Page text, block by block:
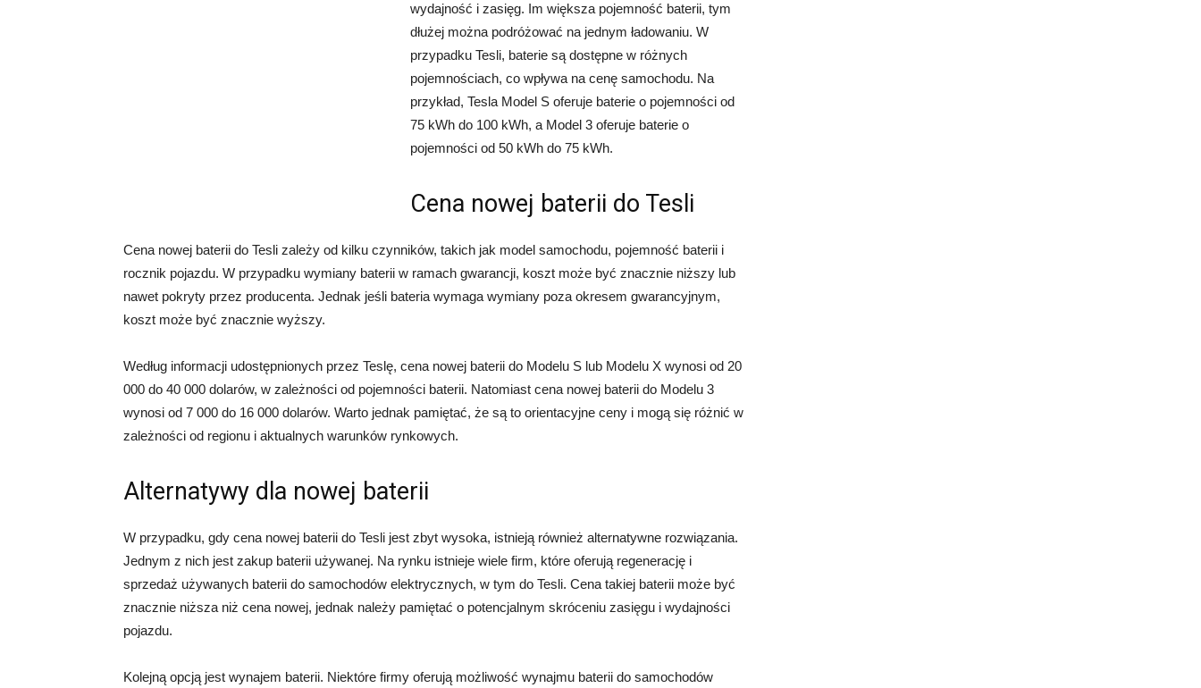
wydajność i zasięg. Im większa pojemność baterii, tym
dłużej można podróżować na jednym ładowaniu. W
przypadku Tesli, baterie są dostępne w różnych
pojemnościach, co wpływa na cenę samochodu. Na
przykład, Tesla Model S oferuje baterie o pojemności od
75 kWh do 100 kWh, a Model 3 oferuje baterie o
pojemności od 50 kWh do 75 kWh.
Cena nowej baterii do Tesli
Cena nowej baterii do Tesli zależy od kilku czynników, takich jak model samochodu, pojemność baterii i
rocznik pojazdu. W przypadku wymiany baterii w ramach gwarancji, koszt może być znacznie niższy lub
nawet pokryty przez producenta. Jednak jeśli bateria wymaga wymiany poza okresem gwarancyjnym,
koszt może być znacznie wyższy.
Według informacji udostępnionych przez Teslę, cena nowej baterii do Modelu S lub Modelu X wynosi od 20
000 do 40 000 dolarów, w zależności od pojemności baterii. Natomiast cena nowej baterii do Modelu 3
wynosi od 7 000 do 16 000 dolarów. Warto jednak pamiętać, że są to orientacyjne ceny i mogą się różnić w
zależności od regionu i aktualnych warunków rynkowych.
Alternatywy dla nowej baterii
W przypadku, gdy cena nowej baterii do Tesli jest zbyt wysoka, istnieją również alternatywne rozwiązania.
Jednym z nich jest zakup baterii używanej. Na rynku istnieje wiele firm, które oferują regenerację i
sprzedaż używanych baterii do samochodów elektrycznych, w tym do Tesli. Cena takiej baterii może być
znacznie niższa niż cena nowej, jednak należy pamiętać o potencjalnym skróceniu zasięgu i wydajności
pojazdu.
Kolejną opcją jest wynajem baterii. Niektóre firmy oferują możliwość wynajmu baterii do samochodów